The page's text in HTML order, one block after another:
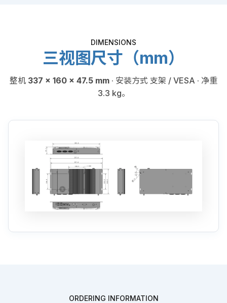
DIMENSIONS
三视图尺寸（mm）
整机 337 × 160 × 47.5 mm · 安装方式 支架 / VESA · 净重
3.3 kg。
ORDERING INFORMATION